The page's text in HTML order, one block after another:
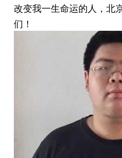
改变我一生命运的人，北
们！